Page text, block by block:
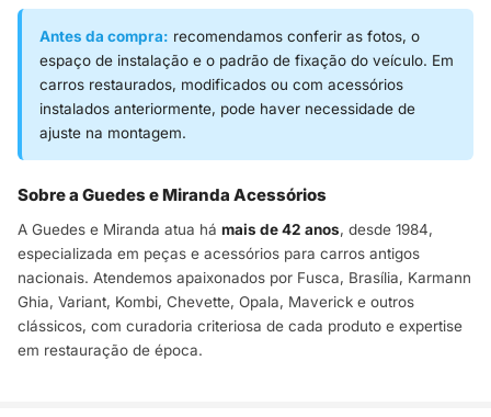
Antes da compra: recomendamos conferir as fotos, o
espaço de instalação e o padrão de fixação do veículo. Em
carros restaurados, modificados ou com acessórios
instalados anteriormente, pode haver necessidade de
ajuste na montagem.
Sobre a Guedes e Miranda Acessórios
A Guedes e Miranda atua há mais de 42 anos, desde 1984,
especializada em peças e acessórios para carros antigos
nacionais. Atendemos apaixonados por Fusca, Brasília, Karmann
Ghia, Variant, Kombi, Chevette, Opala, Maverick e outros
clássicos, com curadoria criteriosa de cada produto e expertise
em restauração de época.